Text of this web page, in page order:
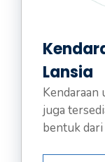
Lansia
Kendaraan
juga
bentuk dari